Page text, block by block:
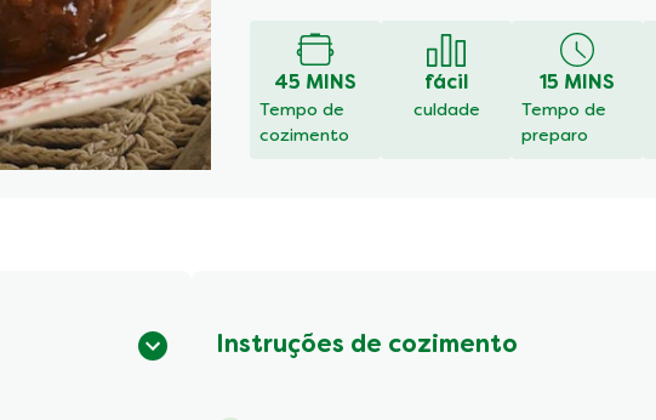
Almôndegas
Práticas
ao
Forno
1
classificações.
45 MINS
Tempo de
cozimento
fácil
culdade
15 MINS
Tempo de
preparo
Instruções de cozimento